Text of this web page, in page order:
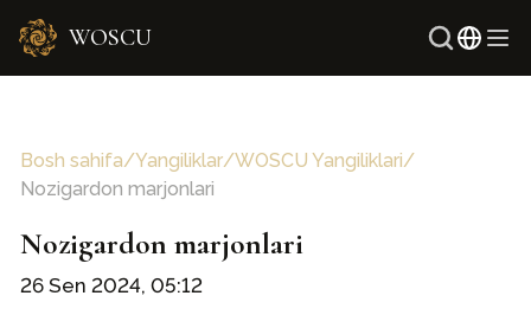
WOSCU
Bosh sahifa/Yangiliklar/WOSCU Yangiliklari/
Nozigardon marjonlari
Nozigardon marjonlari
26 Sen 2024, 05:12